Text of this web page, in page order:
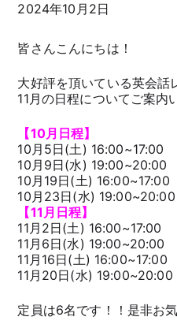
2024年10月2日
皆さんこんにちは！
大好評を頂いている英会
11月の日程についてご案内
【10月日程】
10月5日(土) 16:00~17:00
10月9日(水) 19:00~20:00
10月19日(土) 16:00~17:00
10月23日(水) 19:00~20:00
【11月日程】
11月2日(土) 16:00~17:00
11月6日(水) 19:00~20:00
11月16日(土) 16:00~17:00
11月20日(水) 19:00~20:00
定員は6名です！！是非お